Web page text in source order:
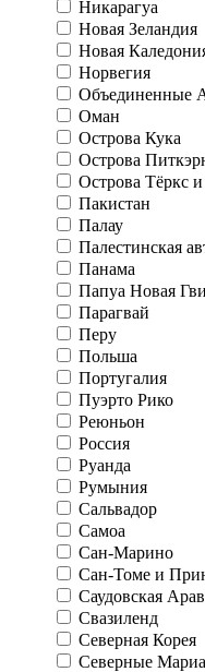
Никарагуа
Новая Зеландия
Новая
Норвегия
Объединенные
Оман
Острова Кука
Острова
Острова Тёркс
Пакистан
Палау
Палестинская
Панама
Папуа Новая
Парагвай
Перу
Польша
Португалия
Пуэрто Рико
Реюньон
Россия
Руанда
Румыния
Сальвадор
Самоа
Сан-Марино
Сан-Томе и
Саудовская
Свазиленд
Северная Корея
Северные